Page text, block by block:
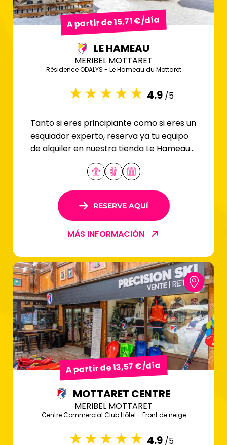
A partir de 15,71 €/día
LE HAMEAU
MERIBEL MOTTARET
Résidence ODALYS - Le Hameau du Mottaret
4.9 /5
Tanto si eres principiante como si eres un
esquiador experto, reserva ya tu equipo
de alquiler en nuestra tienda Le Hameau
de Meribel Mottaret.
RESERVE AQUÍ
MÁS INFORMACIÓN
A partir de 13,57 €/día
MOTTARET CENTRE
MERIBEL MOTTARET
Centre Commercial Club Hôtel - Front de neige
4.9 /5